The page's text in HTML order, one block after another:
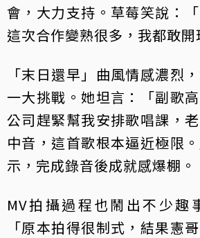
會，大力支持。草莓笑說：
這次合作變熟很多，我都敢開
「末日還早」曲風情感濃烈
一大挑戰。她坦言：「副歌
公司趕緊幫我安排歌唱課，
中音，這首歌根本逼近極限
示，完成錄音後成就感爆棚。
MV拍攝過程也鬧出不少趣
「原本拍得很制式，結果憲